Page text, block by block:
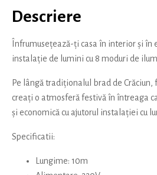
Descriere
Înfrumusețează-ți casa în interior și în
instalație de lumini cu 8 moduri de
Pe lângă tradiționalul brad de
creați o atmosferă festivă în întreaga
și economică cu ajutorul instalației cu
Specificatii:
Lungime: 10m